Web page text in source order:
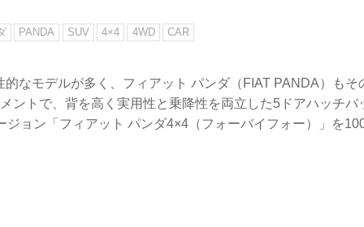
PANDA SUV 4×4 4WD CAR
なモデルが多く、フィアット パンダ（FIAT PANDA）もそ
ントで、背を高く実用性と乗降性を両立した5ドアハッチバ
ジョン「フィアット パンダ4×4（フォーバイフォー）」を